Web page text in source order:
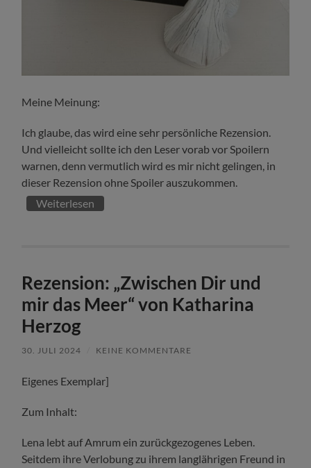
Meine Meinung:
Ich glaube, das wird eine sehr persönliche Rezension.
Und vielleicht sollte ich den Leser vorab vor Spoilern
warnen, denn vermutlich wird es mir nicht gelingen, in
dieser Rezension ohne Spoiler auszukommen.
Weiterlesen
Rezension: „Zwischen Dir und
mir das Meer“ von Katharina
Herzog
30. JULI 2024 KEINE KOMMENTARE
Eigenes Exemplar]
Zum Inhalt:
Lena lebt auf Amrum ein zurückgezogenes Leben.
Seitdem ihre Verlobung zu ihrem langlährigen Freund in